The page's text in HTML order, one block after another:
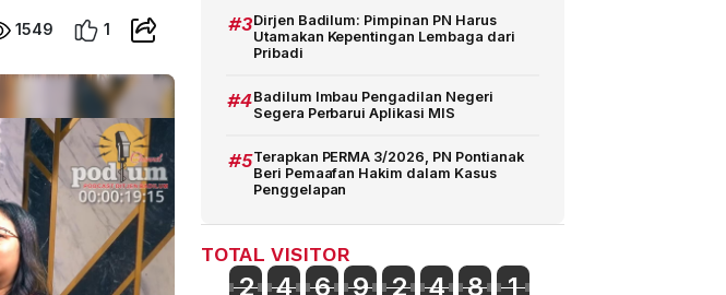
1549 1 #3Dirjen Badilum: Pimpinan PN Harus
Utamakan Kepentingan Lembaga dari
Pribadi
#4Badilum Imbau Pengadilan Negeri
Segera Perbarui Aplikasi MIS
#5Terapkan PERMA 3/2026, PN Pontianak
Beri Pemaafan Hakim dalam Kasus
Penggelapan
TOTAL VISITOR
2 4 6 9 2 4 8 1